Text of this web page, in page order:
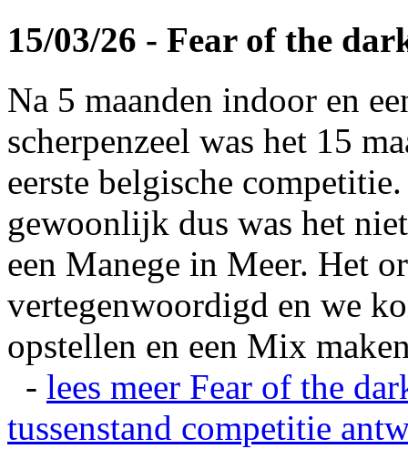
15/03/26 - Fear of the
Na 5 maanden indoor en
scherpenzeel was het 15
eerste belgische
gewoonlijk dus was het
een Manege in Meer. Het
vertegenwoordigd en we
opstellen en een Mix
- lees meer Fear of the
tussenstand competitie